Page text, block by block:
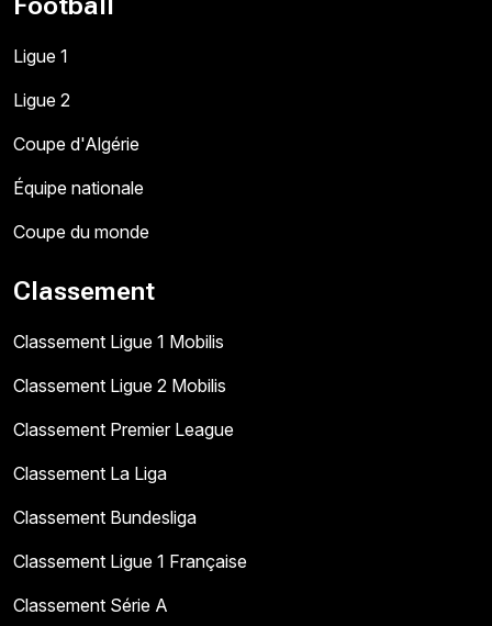
Ligue 1
Ligue 2
Coupe d'Algérie
Équipe nationale
Coupe du monde
Classement
Classement Ligue 1 Mobilis
Classement Ligue 2 Mobilis
Classement Premier League
Classement La Liga
Classement Bundesliga
Classement Ligue 1 Française
Classement Série A